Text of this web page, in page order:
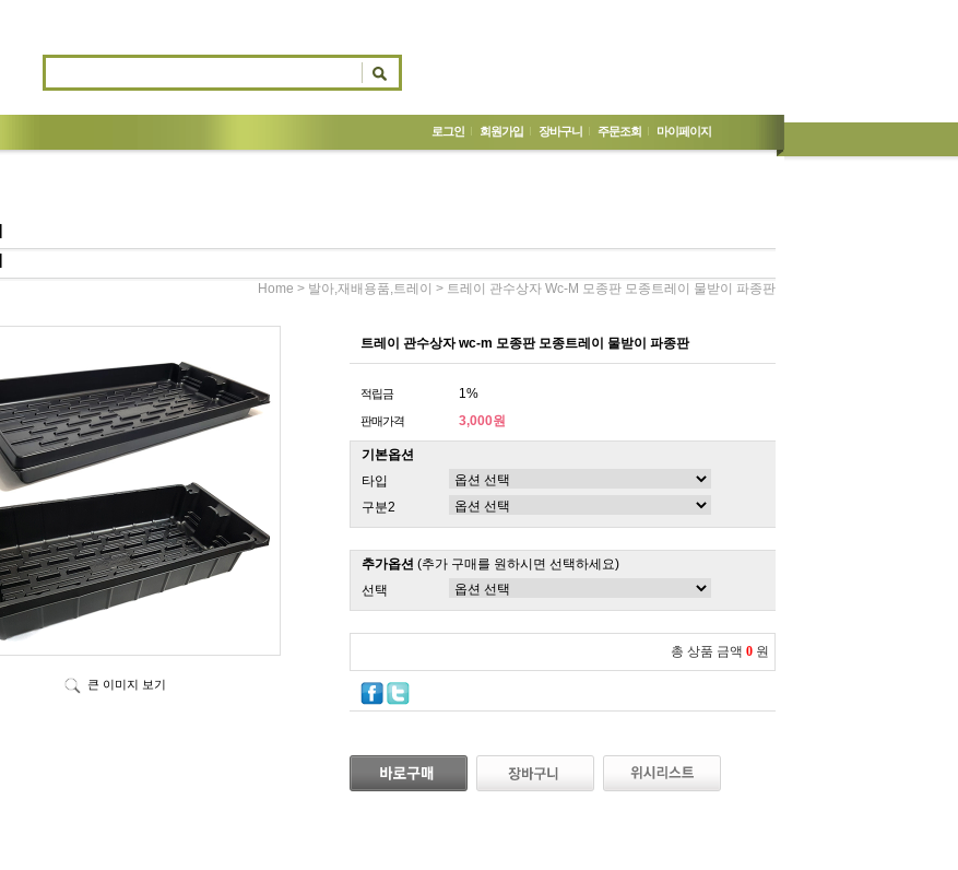
로그인 회원가입 장바구니 주문조회 마이페이지
Home > 발아,재배용품,트레이 > 트레이 관수상자 Wc-M 모종판 모종트레이 물받이 파종판
큰 이미지 보기
트레이 관수상자 wc-m 모종판 모종트레이 물받이 파종판
적립금 1%
판매가격 3,000원
기본옵션
타입
구분2
추가옵션 (추가 구매를 원하시면 선택하세요)
선택
총 상품 금액 0 원